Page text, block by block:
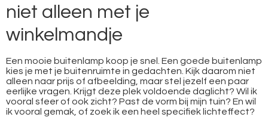
niet alleen met je
winkelmandje
Een mooie buitenlamp koop je snel. Een goede buitenlamp
kies je met je buitenruimte in gedachten. Kijk daarom niet
alleen naar prijs of afbeelding, maar stel jezelf een paar
eerlijke vragen. Krijgt deze plek voldoende daglicht? Wil ik
vooral sfeer of ook zicht? Past de vorm bij mijn tuin? En wil
ik vooral gemak, of zoek ik een heel specifiek lichteffect?